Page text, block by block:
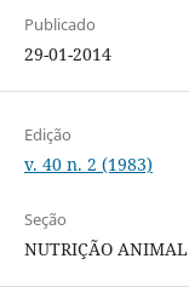
Publicado
29-01-2014
Edição
v. 40 n. 2 (1983)
Seção
NUTRIÇÃO ANIMAL